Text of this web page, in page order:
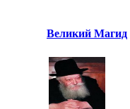
Великий Магид